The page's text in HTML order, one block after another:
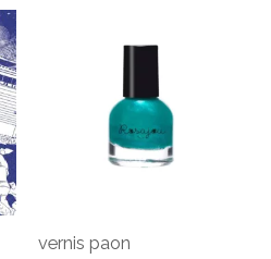
vernis paon